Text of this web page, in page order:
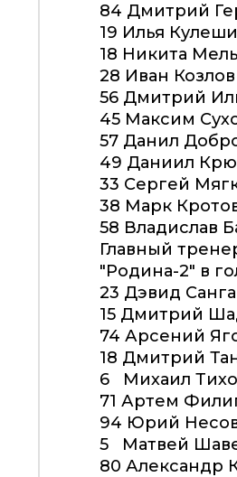
84 Дмитрий
19 Илья
18 Никита
28 Иван Козлов
56 Дмитрий
45 Максим
57 Данил
49 Даниил
33 Сергей
38 Марк
58 Владислав
Главный
"Родина-2" в
23 Дэвид
15 Дмитрий
74 Арсений
18 Дмитрий
6 Михаил
71 Артем
94 Юрий
5 Матвей
80 Александр